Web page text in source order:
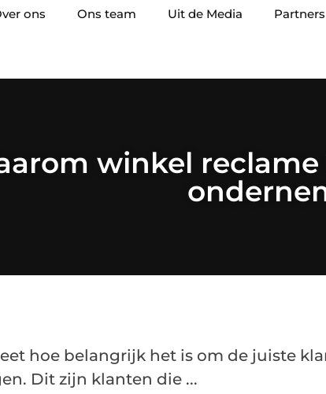
ons Ons team Uit de Media Partners
winkel
hoe belangrijk het is om de juiste
Dit zijn klanten die ...